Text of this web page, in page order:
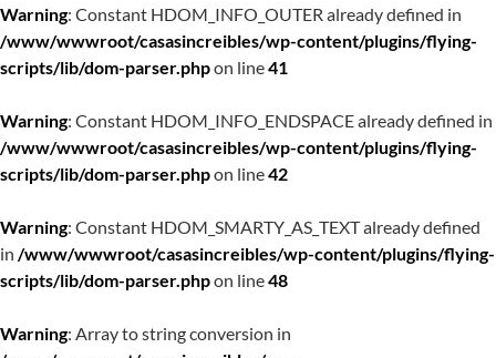
Warning: Constant HDOM_INFO_OUTER already defined in
/www/wwwroot/casasincreibles/wp-content/plugins/flying-
scripts/lib/dom-parser.phpon line41
Warning: Constant HDOM_INFO_ENDSPACE already defined in
/www/wwwroot/casasincreibles/wp-content/plugins/flying-
scripts/lib/dom-parser.phpon line42
Warning: Constant HDOM_SMARTY_AS_TEXT already defined
in /www/wwwroot/casasincreibles/wp-content/plugins/flying-
scripts/lib/dom-parser.phpon line48
Warning: Array to string conversion in